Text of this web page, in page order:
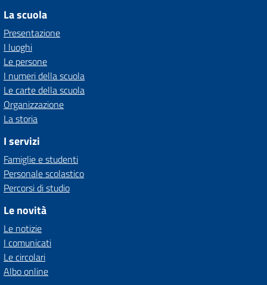
La scuola
Presentazione
I luoghi
Le persone
I numeri della scuola
Le carte della scuola
Organizzazione
La storia
I servizi
Famiglie e studenti
Personale scolastico
Percorsi di studio
Le novità
Le notizie
I comunicati
Le circolari
Albo online